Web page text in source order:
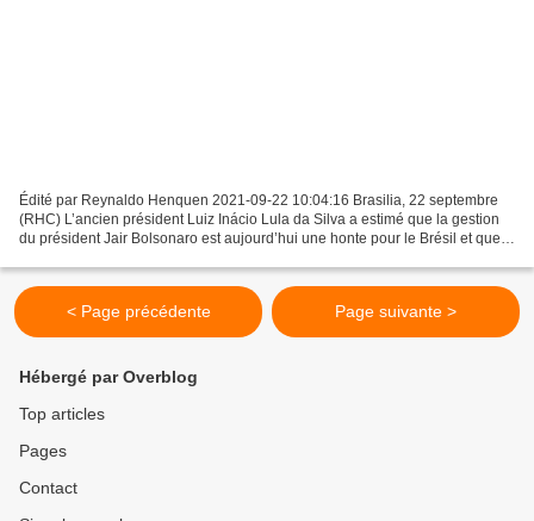
Édité par Reynaldo Henquen 2021-09-22 10:04:16 Brasilia, 22 septembre
(RHC) L’ancien président Luiz Inácio Lula da Silva a estimé que la gestion
du président Jair Bolsonaro est aujourd’hui une honte pour le Brésil et que
< Page précédente Page suivante >
Hébergé par Overblog
Top articles
Pages
Contact